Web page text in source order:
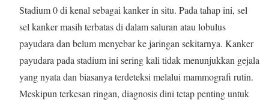
Stadium 0 di kenal sebagai kanker in situ. Pada tahap ini, sel
sel kanker masih terbatas di dalam saluran atau lobulus
payudara dan belum menyebar ke jaringan sekitarnya. Kanker
payudara pada stadium ini sering kali tidak menunjukkan gejala
yang nyata dan biasanya terdeteksi melalui mammografi rutin.
Meskipun terkesan ringan, diagnosis dini tetap penting untuk